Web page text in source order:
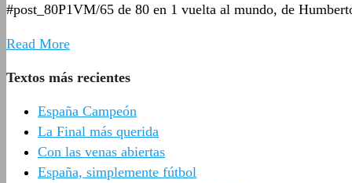
#post_80P1VM/65 de 80 en 1 vuelta al mundo, de
Read More
Textos más recientes
España Campeón
La Final más querida
Con las venas abiertas
España, simplemente fútbol